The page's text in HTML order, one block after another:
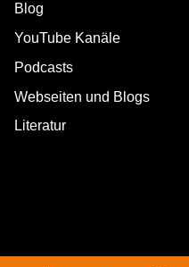
Blog
YouTube Kanäle
Podcasts
Webseiten und Blogs
Literatur